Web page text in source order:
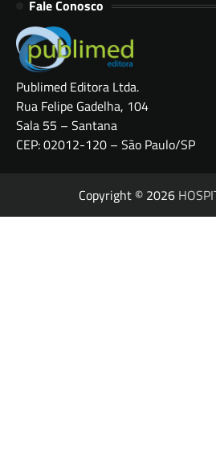
Fale Conosco
Publimed Editora Ltda.
Rua Felipe Gadelha, 104
Sala 55 – Santana
CEP: 02012-120 – São Paulo/SP
Copyright © 2026